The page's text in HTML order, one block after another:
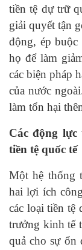
tiền tệ dự trữ
giải quyết tận
động, ép buộc
họ để làm
các biện pháp
của nước
làm tổn hại
Các động
tiền tệ quốc tế
Một hệ thống
hai lợi ích
các loại tiền tệ
trưởng kinh tế
quả cho sự ổn